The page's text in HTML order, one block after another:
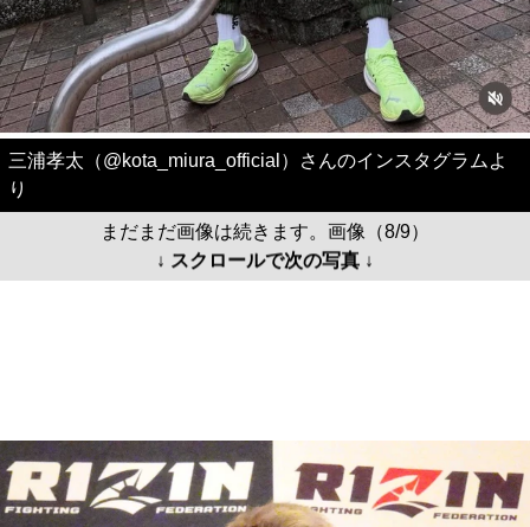
三浦孝太（@kota_miura_official）さんのインスタグラムよ
り
まだまだ画像は続きます。画像（8/9）
↓ スクロールで次の写真 ↓